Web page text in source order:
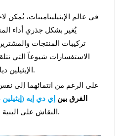
في عالم الإيثيلينامينات، يُمكن
يُغير بشكل جذري أداء
تركيبات المنتجات
الاستفسارات شيوعاً التي
الإيثيلين ديامين وثنائي إيثيلين تريامين.
على الرغم من انتمائهما إلى نفس
الفرق بين إي دي إيه
النقاش على البنية الجزيئية وخصائص التفاعل.